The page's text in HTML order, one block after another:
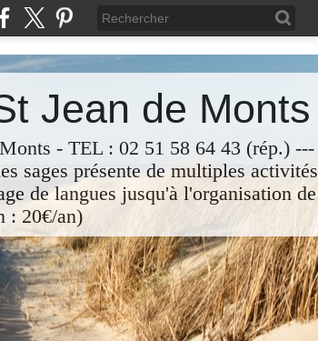
Jean de Monts
- TEL : 02 51 58 64 43 (rép.) ---
sages présente de multiples activités
de langues jusqu'à l'organisation de
: 20€/an)